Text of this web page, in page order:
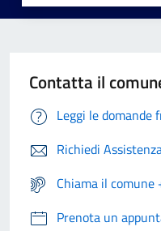
Contatta il
Leggi le domande
Richiedi
Chiama il
Prenota un